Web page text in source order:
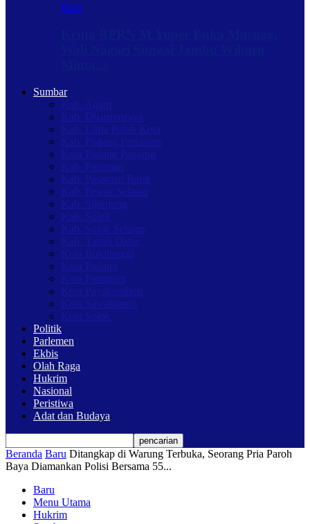
Baru
Sumbar
Kab. Agam
Kab. Dharmasraya
Kab. Lima Puluh Kota
Kab. Padang Pariaman
Kota Padang Panjang
Kab. Pasaman
Kab. Pasaman Barat
Kab. Pesisir Selatan
Kab. Sijunjung
Kab. Solok
Kab. Solok Selatan
Kab. Tanah Datar
Kota Bukittinggi
Kota Padang
Kota Pariaman
Kota Payakumbuh
Kota Sawahlunto
Kota Solok
Politik
Parlemen
Ekbis
Olah Raga
Hukrim
Nasional
Peristiwa
Adat dan Budaya
Beranda Baru Ditangkap di Warung Terbuka, Seorang Pria Paroh
Baya Diamankan Polisi Bersama 55...
Baru
Menu Utama
Hukrim